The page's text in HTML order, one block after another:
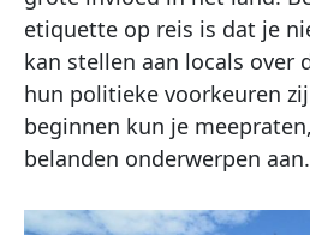
etiquette op reis is dat je
kan stellen aan locals over
hun politieke voorkeuren
beginnen kun je
belanden onderwerpen aan.